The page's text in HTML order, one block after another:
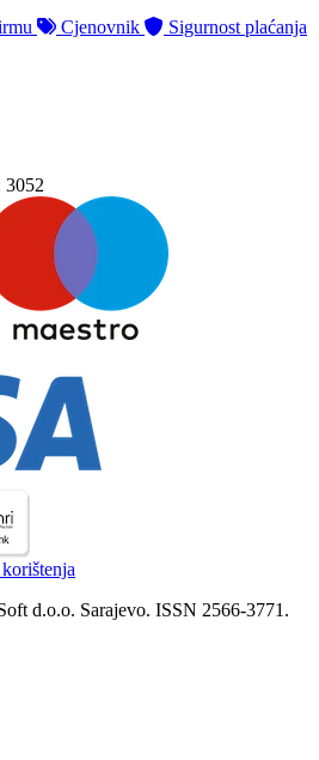
Cjenovnik Sigurnost plaćanja
3052
d.o.o. Sarajevo. ISSN 2566-3771.